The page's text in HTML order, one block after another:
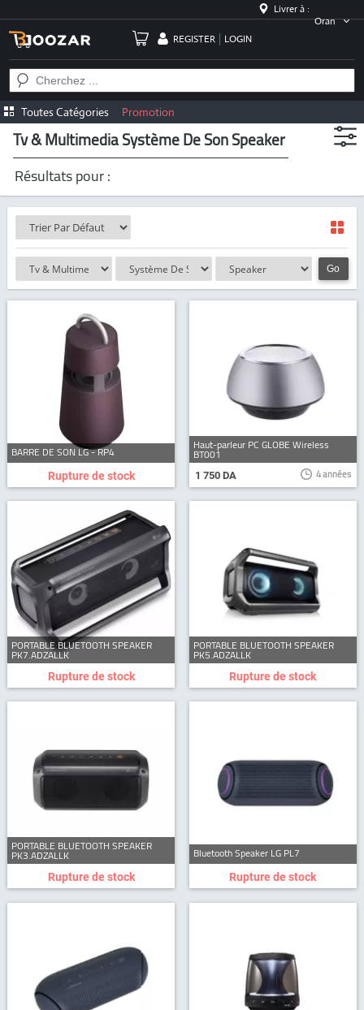
Livrer à :
Oran
REGISTER
LOGIN
Toutes Catégories Promotion
Tv & Multimedia Système De Son Speaker
Résultats pour :
Go
BARRE DE SON LG - RP4
Rupture de stock
Haut-parleur PC GLOBE Wireless
BT001
1 750 DA 4 années
PORTABLE BLUETOOTH SPEAKER
PK7.ADZALLK
Rupture de stock
PORTABLE BLUETOOTH SPEAKER
PK5.ADZALLK
Rupture de stock
PORTABLE BLUETOOTH SPEAKER
PK3.ADZALLK
Rupture de stock
Bluetooth Speaker LG PL7
Rupture de stock